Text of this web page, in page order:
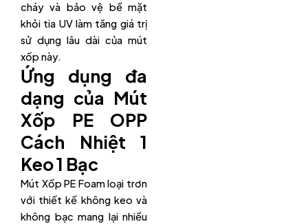
cháy và bảo vệ bề mặt
khỏi tia UV làm tăng giá trị
sử dụng lâu dài của mút
xốp này.
Ứng dụng đa
dạng của Mút
Xốp PE OPP
Cách Nhiệt 1
Keo 1 Bạc
Mút Xốp PE Foam loại trơn
với thiết kế không keo và
không bạc mang lại nhiều